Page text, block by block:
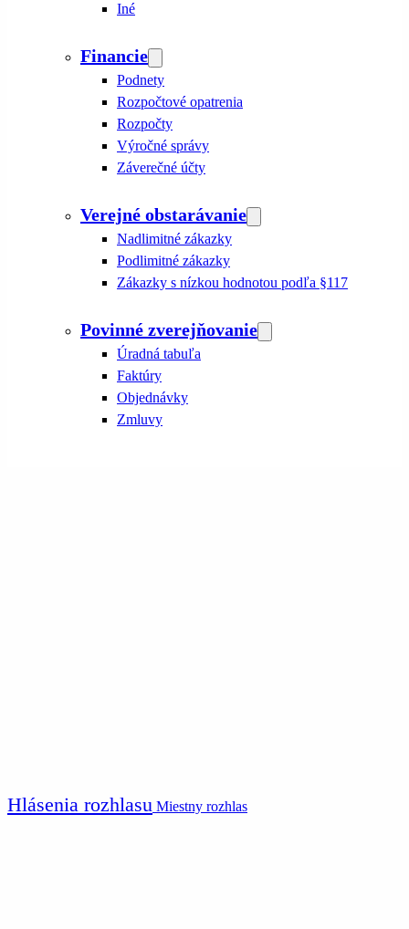
Iné
Financie
Podnety
Rozpočtové opatrenia
Rozpočty
Výročné správy
Záverečné účty
Verejné obstarávanie
Nadlimitné zákazky
Podlimitné zákazky
Zákazky s nízkou hodnotou podľa §117
Povinné zverejňovanie
Úradná tabuľa
Faktúry
Objednávky
Zmluvy
Hlásenia rozhlasu Miestny rozhlas